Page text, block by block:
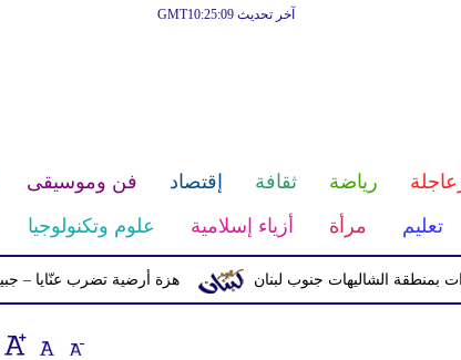
آخر تحديث GMT10:25:09
رياضة ثقافة إقتصاد فن وموسيقى
تعليم مرأة أزياء إسلامية علوم وتكنولوجيا
هزة أرضية تضرب عنّايا – جبيل بقوّة 2.8 درجات على مقياس ريختر الشاليهات جنوب لبنان